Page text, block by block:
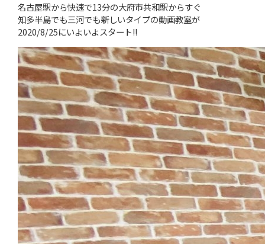
名古屋駅から快速で13分の大府市共和駅からすぐ
知多半島でも三河でも新しいタイプの動画教室が
2020/8/25にいよいよスタート!!